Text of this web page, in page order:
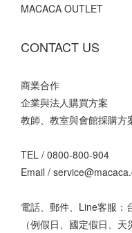
MACACA OUTLET
CONTACT US
商業合作
企業與法人購買方案
教師、教室與會館採購方
TEL / 0800-800-904
Email /
電話、郵件、Line客服：
（例假日、國定假日、天